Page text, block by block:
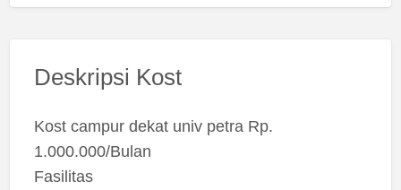
Deskripsi Kost
Kost campur dekat univ petra Rp.
1.000.000/Bulan
Fasilitas